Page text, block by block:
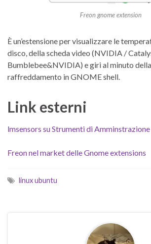
Freon gnome extension
È un’estensione per visualizzare le
disco, della scheda video (NVIDIA /
Bumblebee&NVIDIA) e giri al minuto
raffreddamento in GNOME shell.
Link esterni
lmsensors su Strumenti di
Freon nel market delle Gnome extensions
linux ubuntu